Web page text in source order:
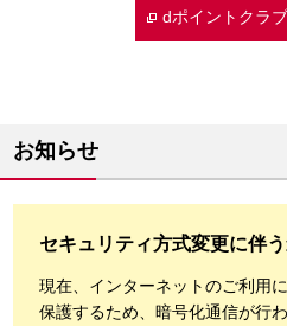
dポイントクラ
お知らせ
セキュリティ方式変更に伴
現在、インターネットのご利用
保護するため、暗号化通信が行